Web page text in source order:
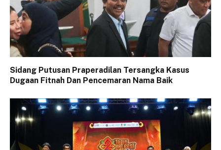
Sidang Putusan Praperadilan Tersangka Kasus
Dugaan Fitnah Dan Pencemaran Nama Baik